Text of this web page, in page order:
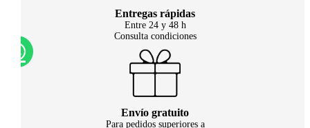
Entregas rápidas
Entre 24 y 48 h
Consulta condiciones
Envío gratuito
Para pedidos superiores a